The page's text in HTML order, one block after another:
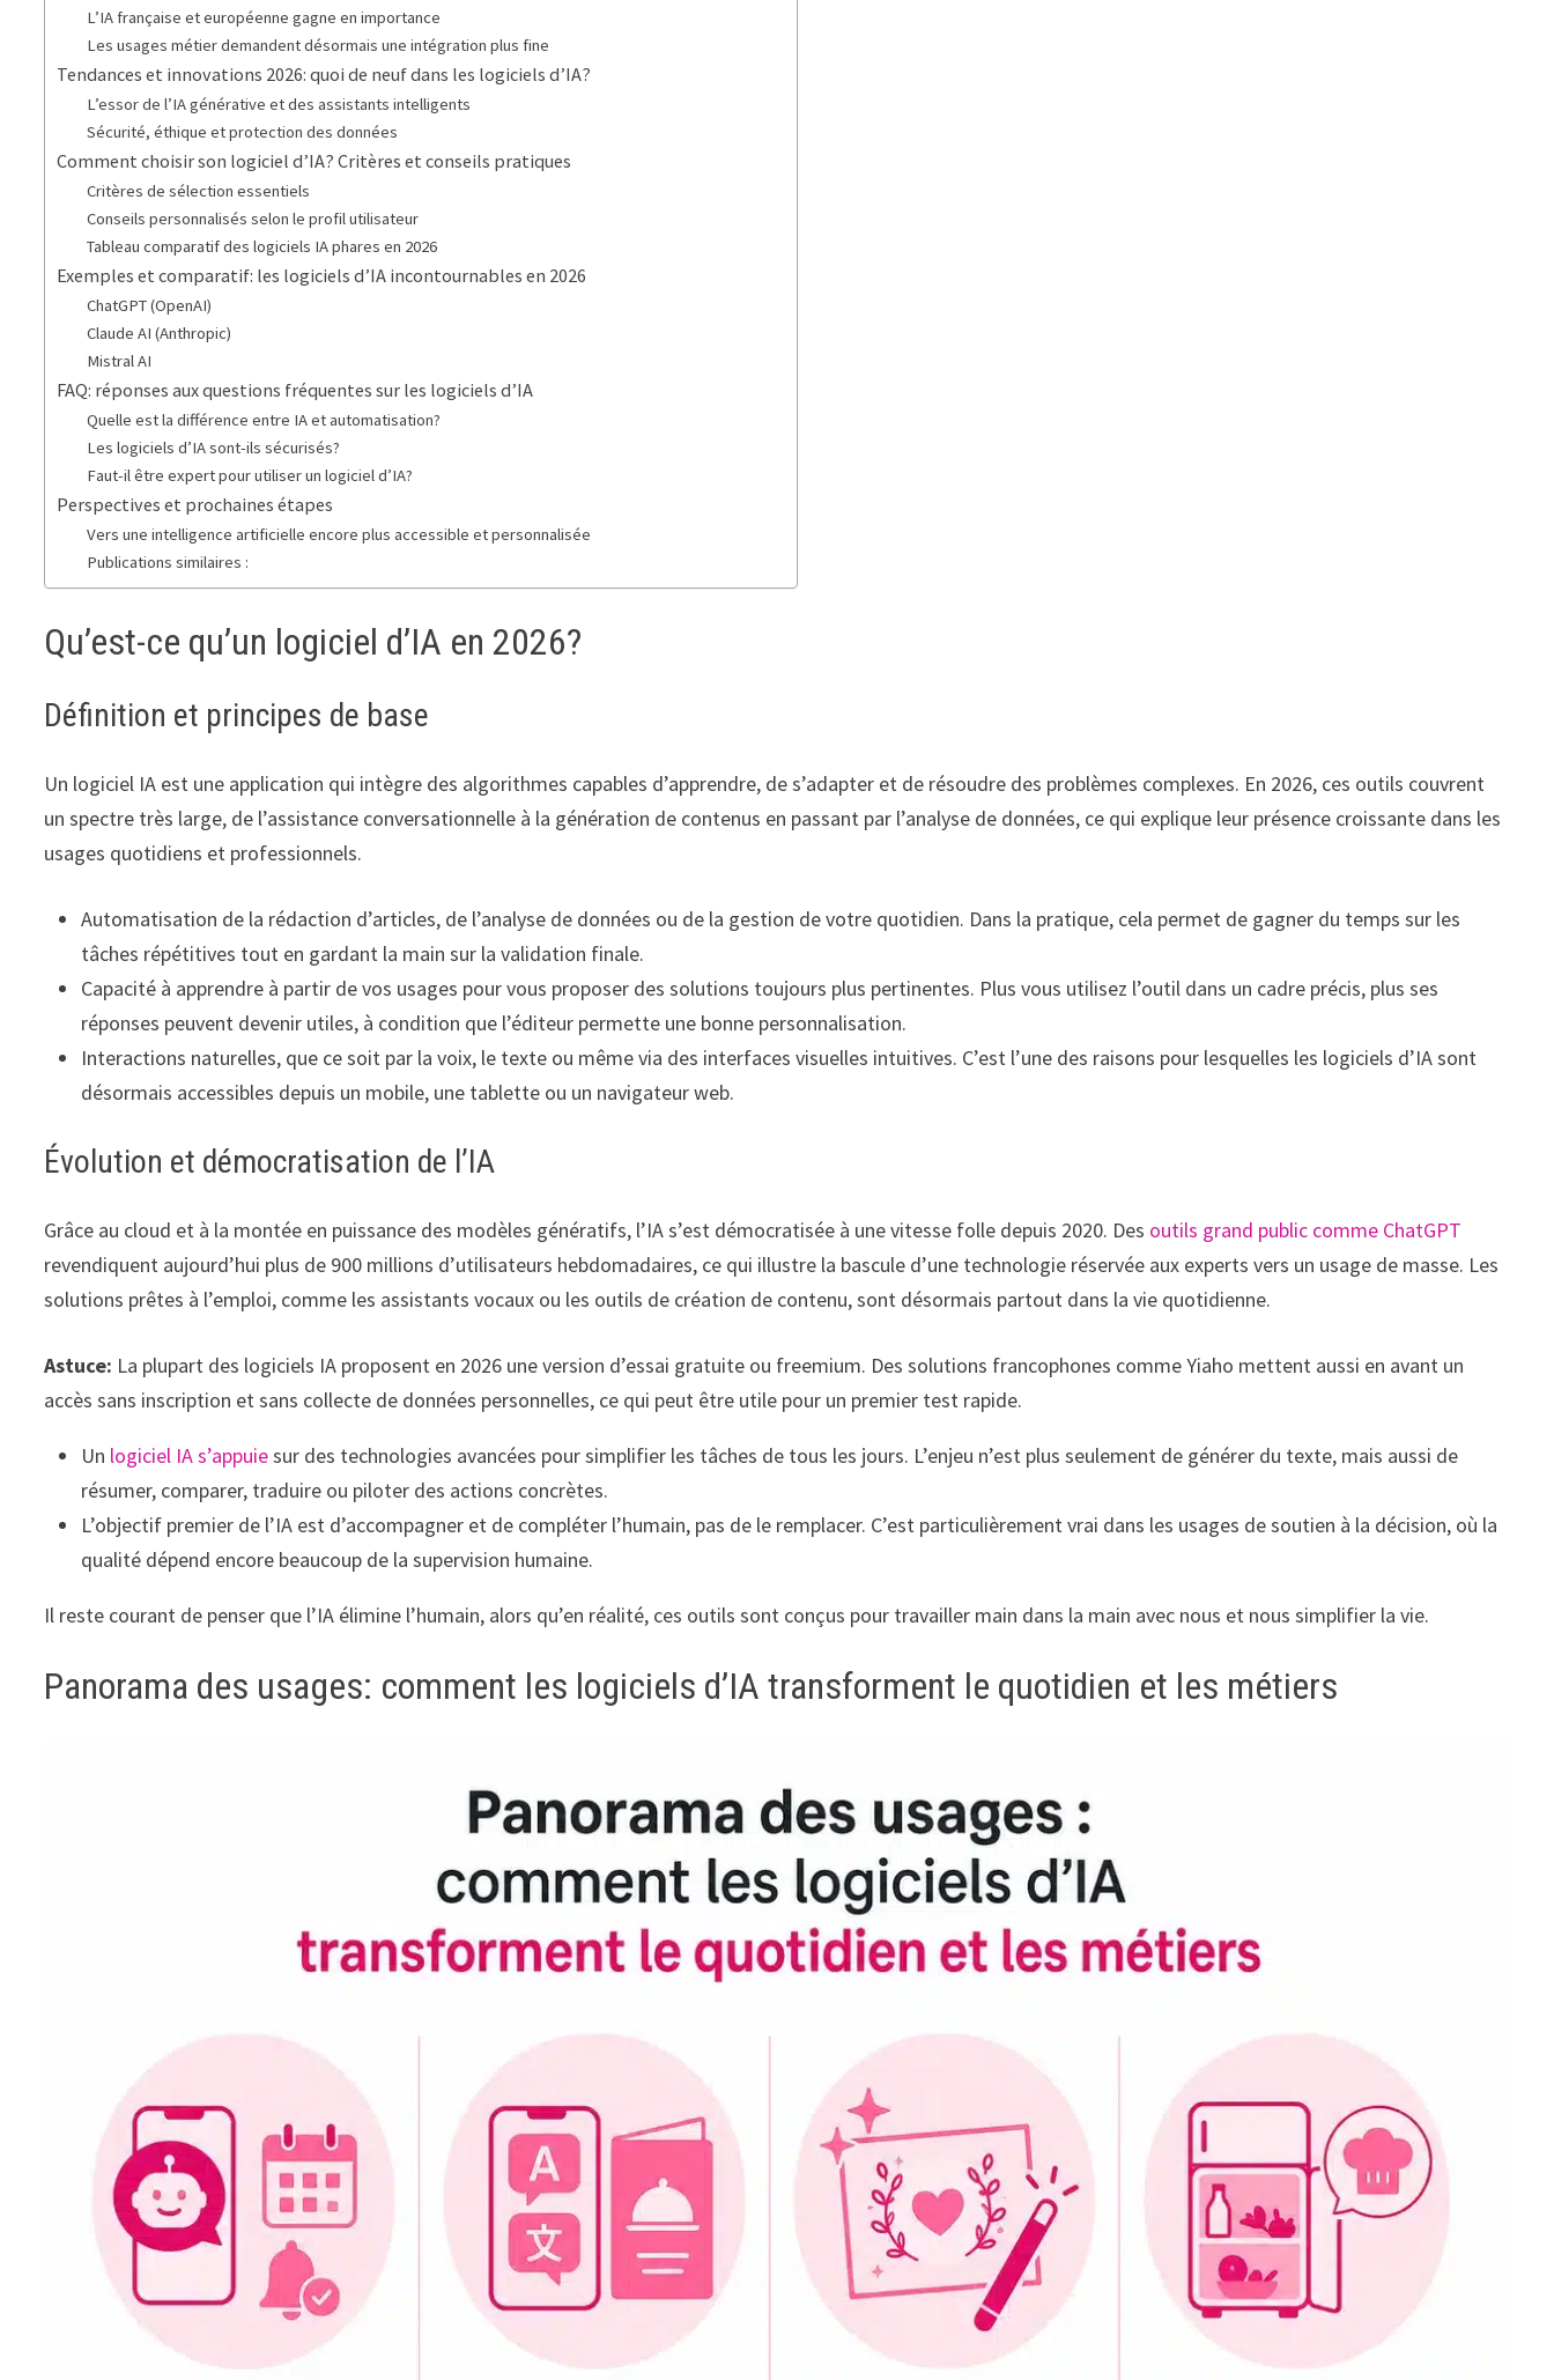
L’IA française et européenne gagne en importance
Les usages métier demandent désormais une intégration plus fine
Tendances et innovations 2026: quoi de neuf dans les logiciels d’IA?
L’essor de l’IA générative et des assistants intelligents
Sécurité, éthique et protection des données
Comment choisir son logiciel d’IA? Critères et conseils pratiques
Critères de sélection essentiels
Conseils personnalisés selon le profil utilisateur
Tableau comparatif des logiciels IA phares en 2026
Exemples et comparatif: les logiciels d’IA incontournables en 2026
ChatGPT (OpenAI)
Claude AI (Anthropic)
Mistral AI
FAQ: réponses aux questions fréquentes sur les logiciels d’IA
Quelle est la différence entre IA et automatisation?
Les logiciels d’IA sont-ils sécurisés?
Faut-il être expert pour utiliser un logiciel d’IA?
Perspectives et prochaines étapes
Vers une intelligence artificielle encore plus accessible et personnalisée
Publications similaires :
Qu’est-ce qu’un logiciel d’IA en 2026?
Définition et principes de base
Un logiciel IA est une application qui intègre des algorithmes capables d’apprendre, de s’adapter et de résoudre des problèmes complexes. En 2026, ces outils couvrent
un spectre très large, de l’assistance conversationnelle à la génération de contenus en passant par l’analyse de données, ce qui explique leur présence croissante dans les
usages quotidiens et professionnels.
Automatisation de la rédaction d’articles, de l’analyse de données ou de la gestion de votre quotidien. Dans la pratique, cela permet de gagner du temps sur les
tâches répétitives tout en gardant la main sur la validation finale.
Capacité à apprendre à partir de vos usages pour vous proposer des solutions toujours plus pertinentes. Plus vous utilisez l’outil dans un cadre précis, plus ses
réponses peuvent devenir utiles, à condition que l’éditeur permette une bonne personnalisation.
Interactions naturelles, que ce soit par la voix, le texte ou même via des interfaces visuelles intuitives. C’est l’une des raisons pour lesquelles les logiciels d’IA sont
désormais accessibles depuis un mobile, une tablette ou un navigateur web.
Évolution et démocratisation de l’IA
Grâce au cloud et à la montée en puissance des modèles génératifs, l’IA s’est démocratisée à une vitesse folle depuis 2020. Des outils grand public comme ChatGPT
revendiquent aujourd’hui plus de 900 millions d’utilisateurs hebdomadaires, ce qui illustre la bascule d’une technologie réservée aux experts vers un usage de masse. Les
solutions prêtes à l’emploi, comme les assistants vocaux ou les outils de création de contenu, sont désormais partout dans la vie quotidienne.
Astuce: La plupart des logiciels IA proposent en 2026 une version d’essai gratuite ou freemium. Des solutions francophones comme Yiaho mettent aussi en avant un
accès sans inscription et sans collecte de données personnelles, ce qui peut être utile pour un premier test rapide.
Un logiciel IA s’appuiesur des technologies avancées pour simplifier les tâches de tous les jours. L’enjeu n’est plus seulement de générer du texte, mais aussi de
résumer, comparer, traduire ou piloter des actions concrètes.
L’objectif premier de l’IA est d’accompagner et de compléter l’humain, pas de le remplacer. C’est particulièrement vrai dans les usages de soutien à la décision, où la
qualité dépend encore beaucoup de la supervision humaine.
Il reste courant de penser que l’IA élimine l’humain, alors qu’en réalité, ces outils sont conçus pour travailler main dans la main avec nous et nous simplifier la vie.
Panorama des usages: comment les logiciels d’IA transforment le quotidien et les métiers